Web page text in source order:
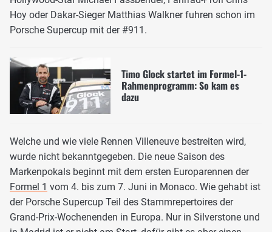
Hoy oder Dakar-Sieger Matthias Walkner fuhren schon im
Porsche Supercup mit der #911.
Timo Glock startet im Formel-1-
Rahmenprogramm: So kam es
dazu
Welche und wie viele Rennen Villeneuve bestreiten wird,
wurde nicht bekanntgegeben. Die neue Saison des
Markenpokals beginnt mit dem ersten Europarennen der
Formel 1 vom 4. bis zum 7. Juni in Monaco. Wie gehabt ist
der Porsche Supercup Teil des Stammrepertoires der
Grand-Prix-Wochenenden in Europa. Nur in Silverstone und